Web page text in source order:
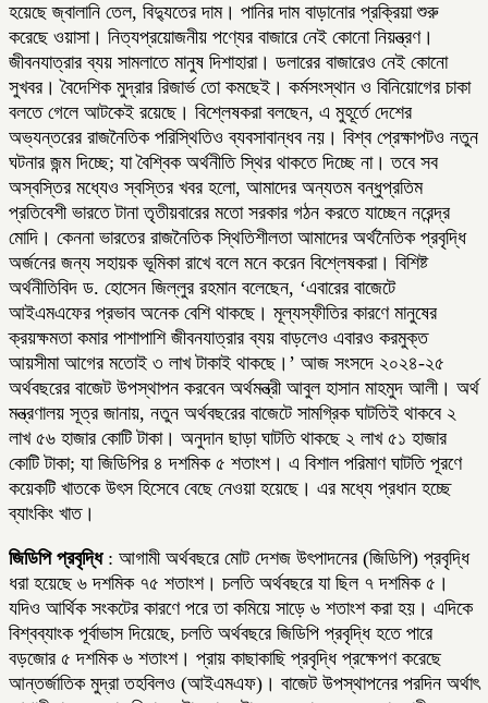
হয়েছে জ্বালানি তেল, বিদ্যুতের দাম। পানির দাম বাড়ানোর প্রক্রিয়া শুরু
করেছে ওয়াসা। নিত্যপ্রয়োজনীয় পণ্যের বাজারে নেই কোনো নিয়ন্ত্রণ।
জীবনযাত্রার ব্যয় সামলাতে মানুষ দিশাহারা। ডলারের বাজারেও নেই কোনো
সুখবর। বৈদেশিক মুদ্রার রিজার্ভ তো কমছেই। কর্মসংস্থান ও বিনিয়োগের চাকা
বলতে গেলে আটকেই রয়েছে। বিশ্লেষকরা বলছেন, এ মুহূর্তে দেশের
অভ্যন্তরের রাজনৈতিক পরিস্থিতিও ব্যবসাবান্ধব নয়। বিশ্ব প্রেক্ষাপটও নতুন
ঘটনার জন্ম দিচ্ছে; যা বৈশ্বিক অর্থনীতি স্থির থাকতে দিচ্ছে না। তবে সব
অস্বস্তির মধ্যেও স্বস্তির খবর হলো, আমাদের অন্যতম বন্ধুপ্রতিম
প্রতিবেশী ভারতে টানা তৃতীয়বারের মতো সরকার গঠন করতে যাচ্ছেন নরেন্দ্র
মোদি। কেননা ভারতের রাজনৈতিক স্থিতিশীলতা আমাদের অর্থনৈতিক প্রবৃদ্ধি
অর্জনের জন্য সহায়ক ভূমিকা রাখে বলে মনে করেন বিশ্লেষকরা। বিশিষ্ট
অর্থনীতিবিদ ড. হোসেন জিল্লুর রহমান বলেছেন, ‘এবারের বাজেটে
আইএমএফের প্রভাব অনেক বেশি থাকছে। মূল্যস্ফীতির কারণে মানুষের
ক্রয়ক্ষমতা কমার পাশাপাশি জীবনযাত্রার ব্যয় বাড়লেও এবারও করমুক্ত
আয়সীমা আগের মতোই ৩ লাখ টাকাই থাকছে।’ আজ সংসদে ২০২৪-২৫
অর্থবছরের বাজেট উপস্থাপন করবেন অর্থমন্ত্রী আবুল হাসান মাহমুদ আলী। অর্থ
মন্ত্রণালয় সূত্র জানায়, নতুন অর্থবছরের বাজেটে সামগ্রিক ঘাটতিই থাকবে ২
লাখ ৫৬ হাজার কোটি টাকা। অনুদান ছাড়া ঘাটতি থাকছে ২ লাখ ৫১ হাজার
কোটি টাকা; যা জিডিপির ৪ দশমিক ৫ শতাংশ। এ বিশাল পরিমাণ ঘাটতি পূরণে
কয়েকটি খাতকে উৎস হিসেবে বেছে নেওয়া হয়েছে। এর মধ্যে প্রধান হচ্ছে
ব্যাংকিং খাত।
জিডিপি প্রবৃদ্ধি: আগামী অর্থবছরে মোট দেশজ উৎপাদনের (জিডিপি) প্রবৃদ্ধি
ধরা হয়েছে ৬ দশমিক ৭৫ শতাংশ। চলতি অর্থবছরে যা ছিল ৭ দশমিক ৫।
যদিও আর্থিক সংকটের কারণে পরে তা কমিয়ে সাড়ে ৬ শতাংশ করা হয়। এদিকে
বিশ্বব্যাংক পূর্বাভাস দিয়েছে, চলতি অর্থবছরে জিডিপি প্রবৃদ্ধি হতে পারে
বড়জোর ৫ দশমিক ৬ শতাংশ। প্রায় কাছাকাছি প্রবৃদ্ধি প্রক্ষেপণ করেছে
আন্তর্জাতিক মুদ্রা তহবিলও (আইএমএফ)। বাজেট উপস্থাপনের পরদিন অর্থাৎ